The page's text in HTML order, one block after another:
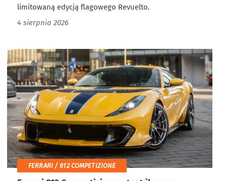
limitowaną edycją flagowego Revuelto.
4 sierpnia 2026
FERRARI / 812 COMPETIZIONE